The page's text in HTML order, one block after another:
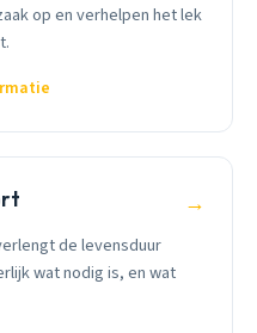
op en verhelpen het lek
→
de levensduur
wat nodig is, en wat